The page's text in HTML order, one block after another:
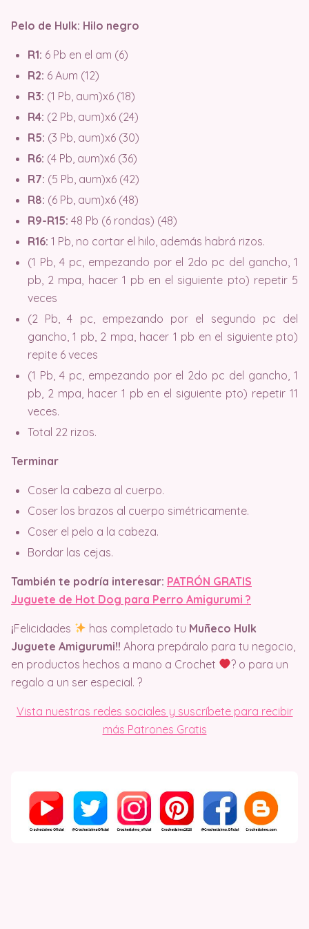
Pelo de Hulk: Hilo negro
R1: 6 Pb en el am (6)
R2: 6 Aum (12)
R3: (1 Pb, aum)x6 (18)
R4: (2 Pb, aum)x6 (24)
R5: (3 Pb, aum)x6 (30)
R6: (4 Pb, aum)x6 (36)
R7: (5 Pb, aum)x6 (42)
R8: (6 Pb, aum)x6 (48)
R9-R15: 48 Pb (6 rondas) (48)
R16: 1 Pb, no cortar el hilo, además habrá rizos.
(1 Pb, 4 pc, empezando por el 2do pc del gancho, 1
pb, 2 mpa, hacer 1 pb en el siguiente pto) repetir 5
veces
(2 Pb, 4 pc, empezando por el segundo pc del
gancho, 1 pb, 2 mpa, hacer 1 pb en el siguiente pto)
repite 6 veces
(1 Pb, 4 pc, empezando por el 2do pc del gancho, 1
pb, 2 mpa, hacer 1 pb en el siguiente pto) repetir 11
veces.
Total 22 rizos.
Terminar
Coser la cabeza al cuerpo.
Coser los brazos al cuerpo simétricamente.
Coser el pelo a la cabeza.
Bordar las cejas.
También te podría interesar: PATRÓN GRATIS
Juguete de Hot Dog para Perro Amigurumi ?
¡Felicidades has completado tu Muñeco Hulk
Juguete Amigurumi!! Ahora prepáralo para tu negocio,
en productos hechos a mano a Crochet
? o para un
regalo a un ser especial. ?
Vista nuestras redes sociales y suscríbete para recibir
más Patrones Gratis